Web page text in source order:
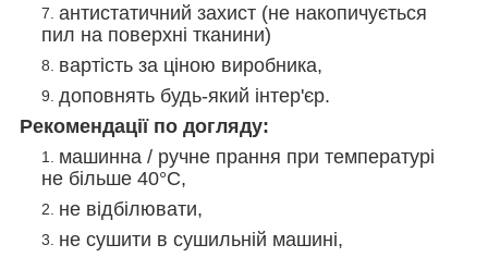
антистатичний захист (не накопичується
пил на поверхні тканини)
вартість за ціною виробника,
доповнять будь-який інтер'єр.
Рекомендації по догляду:
машинна / ручне прання при температурі
не більше 40°C,
не відбілювати,
не сушити в сушильній машині,